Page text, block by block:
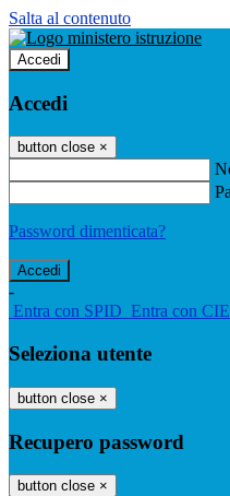
Salta al contenuto
Accedi
Accedi
button close ×
Password dimenticata?
-
Entra con SPID Entra con CIE
Seleziona utente
button close ×
Recupero password
button close ×